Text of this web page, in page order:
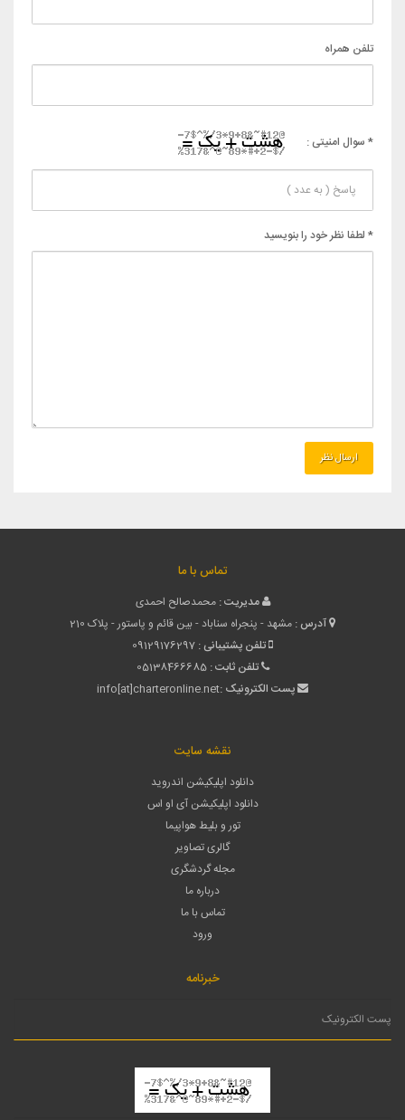
تلفن همراه
* سوال امنیتی :
* لطفا نظر خود را بنویسید
تماس با ما
مدیریت : محمدصالح احمدی
آدرس : مشهد - پنجراه سناباد - بین قائم و پاستور - پلاک 210
تلفن پشتیبانی : 09129176297
تلفن ثابت : 05138466685
پست الکترونیک :info[at]charteronline.net
نقشه سایت
دانلود اپلیکیشن اندروید
دانلود اپلیکیشن آی او اس
تور و بلیط هواپیما
گالری تصاویر
مجله گردشگری
درباره ما
تماس با ما
ورود
خبرنامه